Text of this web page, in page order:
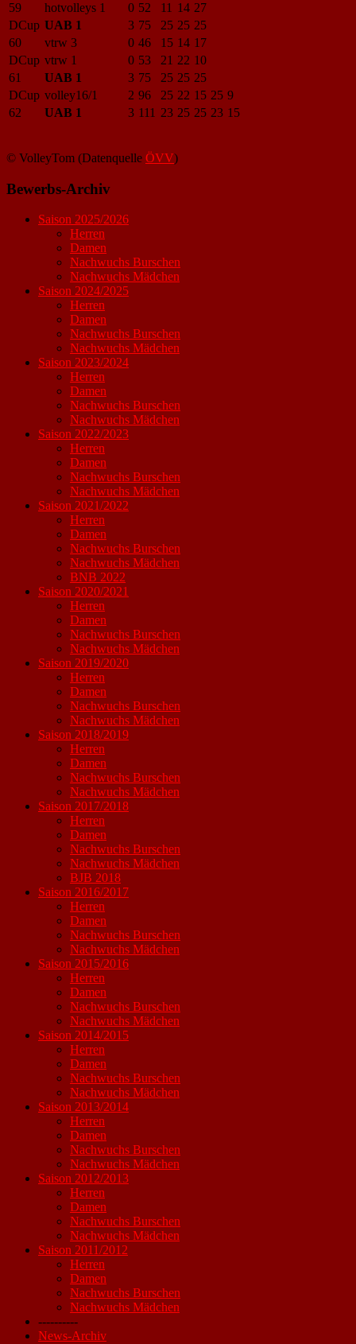
59
hotvolleys 1 0 52 11 14 27
DCup UAB 1 3 75 25 25 25
60
vtrw 3 0 46 15 14 17
DCup vtrw 1 0 53 21 22 10
61
UAB 1 3 75 25 25 25
DCup volley16/1 2 96 25 22 15 25 9
62
UAB 1 3 111 23 25 25 23 15
© VolleyTom (Datenquelle ÖVV)
Bewerbs-Archiv
Saison 2025/2026
Herren
Damen
Nachwuchs Burschen
Nachwuchs Mädchen
Saison 2024/2025
Herren
Damen
Nachwuchs Burschen
Nachwuchs Mädchen
Saison 2023/2024
Herren
Damen
Nachwuchs Burschen
Nachwuchs Mädchen
Saison 2022/2023
Herren
Damen
Nachwuchs Burschen
Nachwuchs Mädchen
Saison 2021/2022
Herren
Damen
Nachwuchs Burschen
Nachwuchs Mädchen
BNB 2022
Saison 2020/2021
Herren
Damen
Nachwuchs Burschen
Nachwuchs Mädchen
Saison 2019/2020
Herren
Damen
Nachwuchs Burschen
Nachwuchs Mädchen
Saison 2018/2019
Herren
Damen
Nachwuchs Burschen
Nachwuchs Mädchen
Saison 2017/2018
Herren
Damen
Nachwuchs Burschen
Nachwuchs Mädchen
BJB 2018
Saison 2016/2017
Herren
Damen
Nachwuchs Burschen
Nachwuchs Mädchen
Saison 2015/2016
Herren
Damen
Nachwuchs Burschen
Nachwuchs Mädchen
Saison 2014/2015
Herren
Damen
Nachwuchs Burschen
Nachwuchs Mädchen
Saison 2013/2014
Herren
Damen
Nachwuchs Burschen
Nachwuchs Mädchen
Saison 2012/2013
Herren
Damen
Nachwuchs Burschen
Nachwuchs Mädchen
Saison 2011/2012
Herren
Damen
Nachwuchs Burschen
Nachwuchs Mädchen
----------
News-Archiv